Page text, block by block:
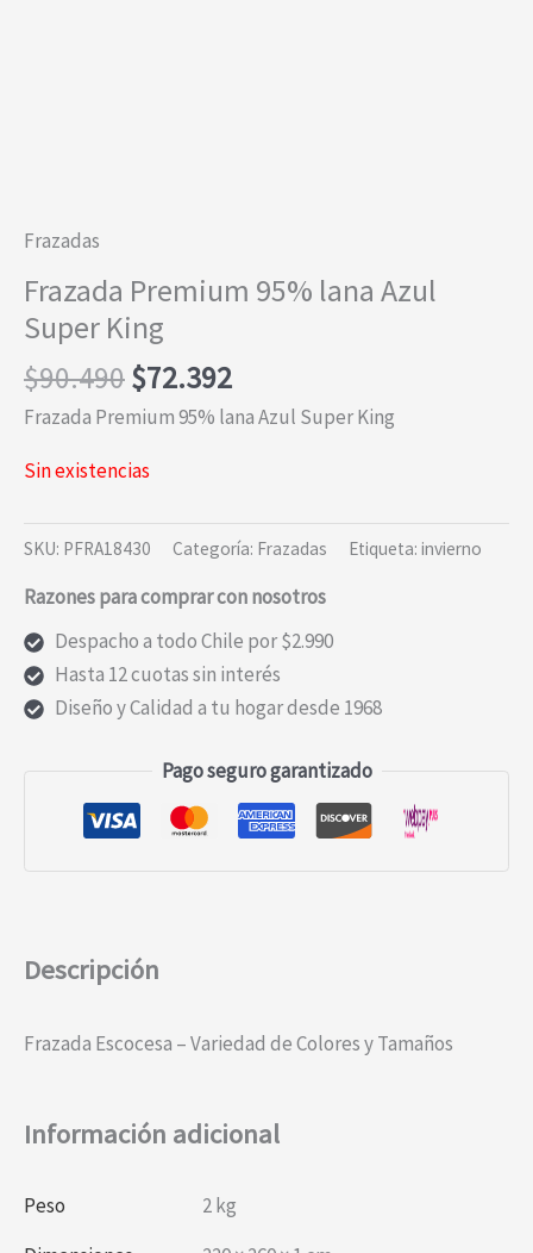
Frazadas
Frazada Premium 95% lana Azul
Super King
$90.490El
precio
era:
$72.392El
precio
Frazada Premium 95% lana Azul Super King
Sin existencias
SKU: PFRA18430 Categoría: Frazadas Etiqueta: invierno
Razones para comprar con nosotros
Despacho a todo Chile por $2.990
Hasta 12 cuotas sin interés
Diseño y Calidad a tu hogar desde 1968
Pago seguro garantizado
Descripción
Frazada Escocesa – Variedad de Colores y Tamaños
Información adicional
Peso
2 kg